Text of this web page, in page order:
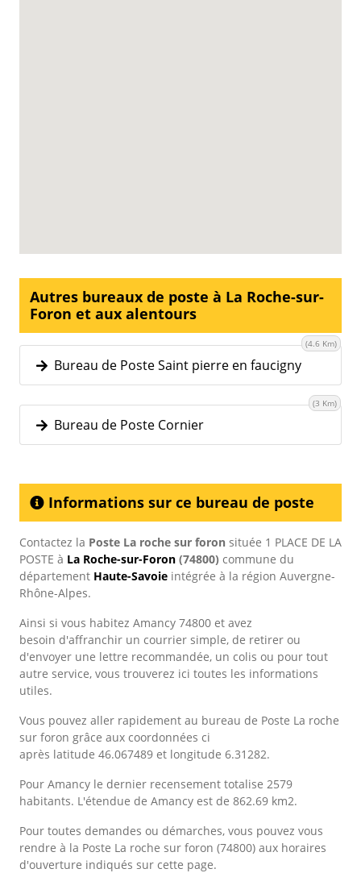
Autres bureaux de poste à La Roche-sur-
Foron et aux alentours
Bureau de Poste Saint pierre en faucigny
(4.6 Km)
Bureau de Poste Cornier
(3 Km)
Informations sur ce bureau de poste
Contactez la Poste La roche sur foron située 1 PLACE DE LA
POSTE à La Roche-sur-Foron (74800) commune du
département Haute-Savoie intégrée à la région Auvergne-
Rhône-Alpes.
Ainsi si vous habitez Amancy 74800 et avez
besoin d'affranchir un courrier simple, de retirer ou
d'envoyer une lettre recommandée, un colis ou pour tout
autre service, vous trouverez ici toutes les informations
utiles.
Vous pouvez aller rapidement au bureau de Poste La roche
sur foron grâce aux coordonnées ci
après latitude 46.067489 et longitude 6.31282.
Pour Amancy le dernier recensement totalise 2579
habitants. L'étendue de Amancy est de 862.69 km2.
Pour toutes demandes ou démarches, vous pouvez vous
rendre à la Poste La roche sur foron (74800) aux horaires
d'ouverture indiqués sur cette page.